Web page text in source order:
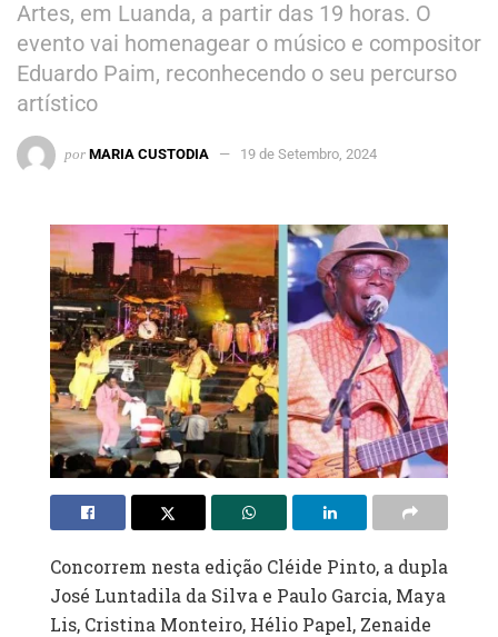
Artes, em Luanda, a partir das 19 horas. O
evento vai homenagear o músico e compositor
Eduardo Paim, reconhecendo o seu percurso
artístico
por MARIA CUSTODIA 19 de Setembro, 2024
Concorrem nesta edição Cléide Pinto, a dupla
José Luntadila da Silva e Paulo Garcia, Maya
Lis, Cristina Monteiro, Hélio Papel, Zenaide